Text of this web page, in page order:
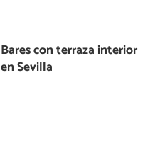
Bares con terraza interior
en Sevilla